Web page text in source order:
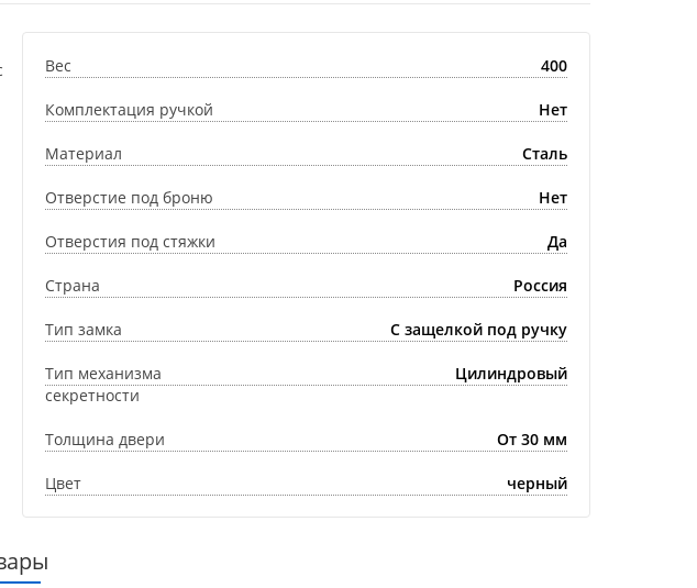
Вес 400
Комплектация ручкой Нет
Материал Сталь
Отверстие под броню Нет
Отверстия под стяжки Да
Страна Россия
Тип замка С защелкой под ручку
Тип механизма
секретности
Цилиндровый
Толщина двери От 30 мм
Цвет черный